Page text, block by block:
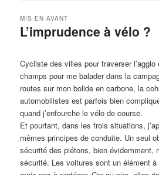
L’imprudence à vélo ?
MIS EN AVANT
Cycliste des villes pour traverser
champs pour me balader dans la
routes sur mon bolide en carbone, la
automobilistes est parfois bien
quand j’enfourche le vélo de course.
Et pourtant, dans les trois situations,
mêmes principes de conduite. Un seul
sécurité des piétons, bien évidemment,
sécurité. Les voitures sont un élément à